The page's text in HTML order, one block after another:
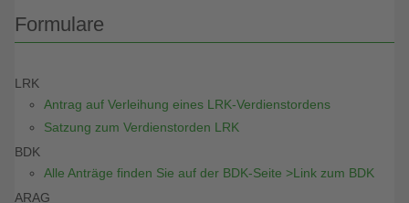
Formulare
LRK
Antrag auf Verleihung eines LRK-Verdienstordens
Satzung zum Verdienstorden LRK
BDK
Alle Anträge finden Sie auf der BDK-Seite >Link zum BDK
ARAG